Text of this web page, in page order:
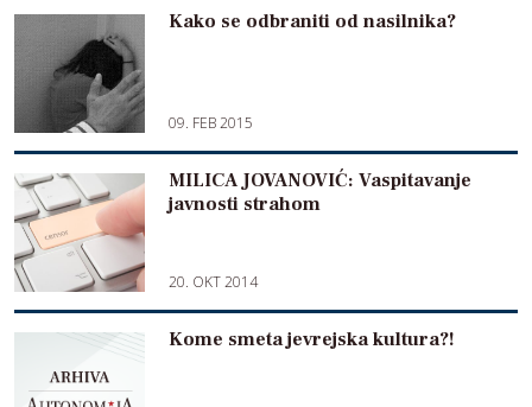
Kako se odbraniti od nasilnika?
09. FEB 2015
MILICA JOVANOVIĆ: Vaspitavanje
javnosti strahom
20. OKT 2014
Kome smeta jevrejska kultura?!